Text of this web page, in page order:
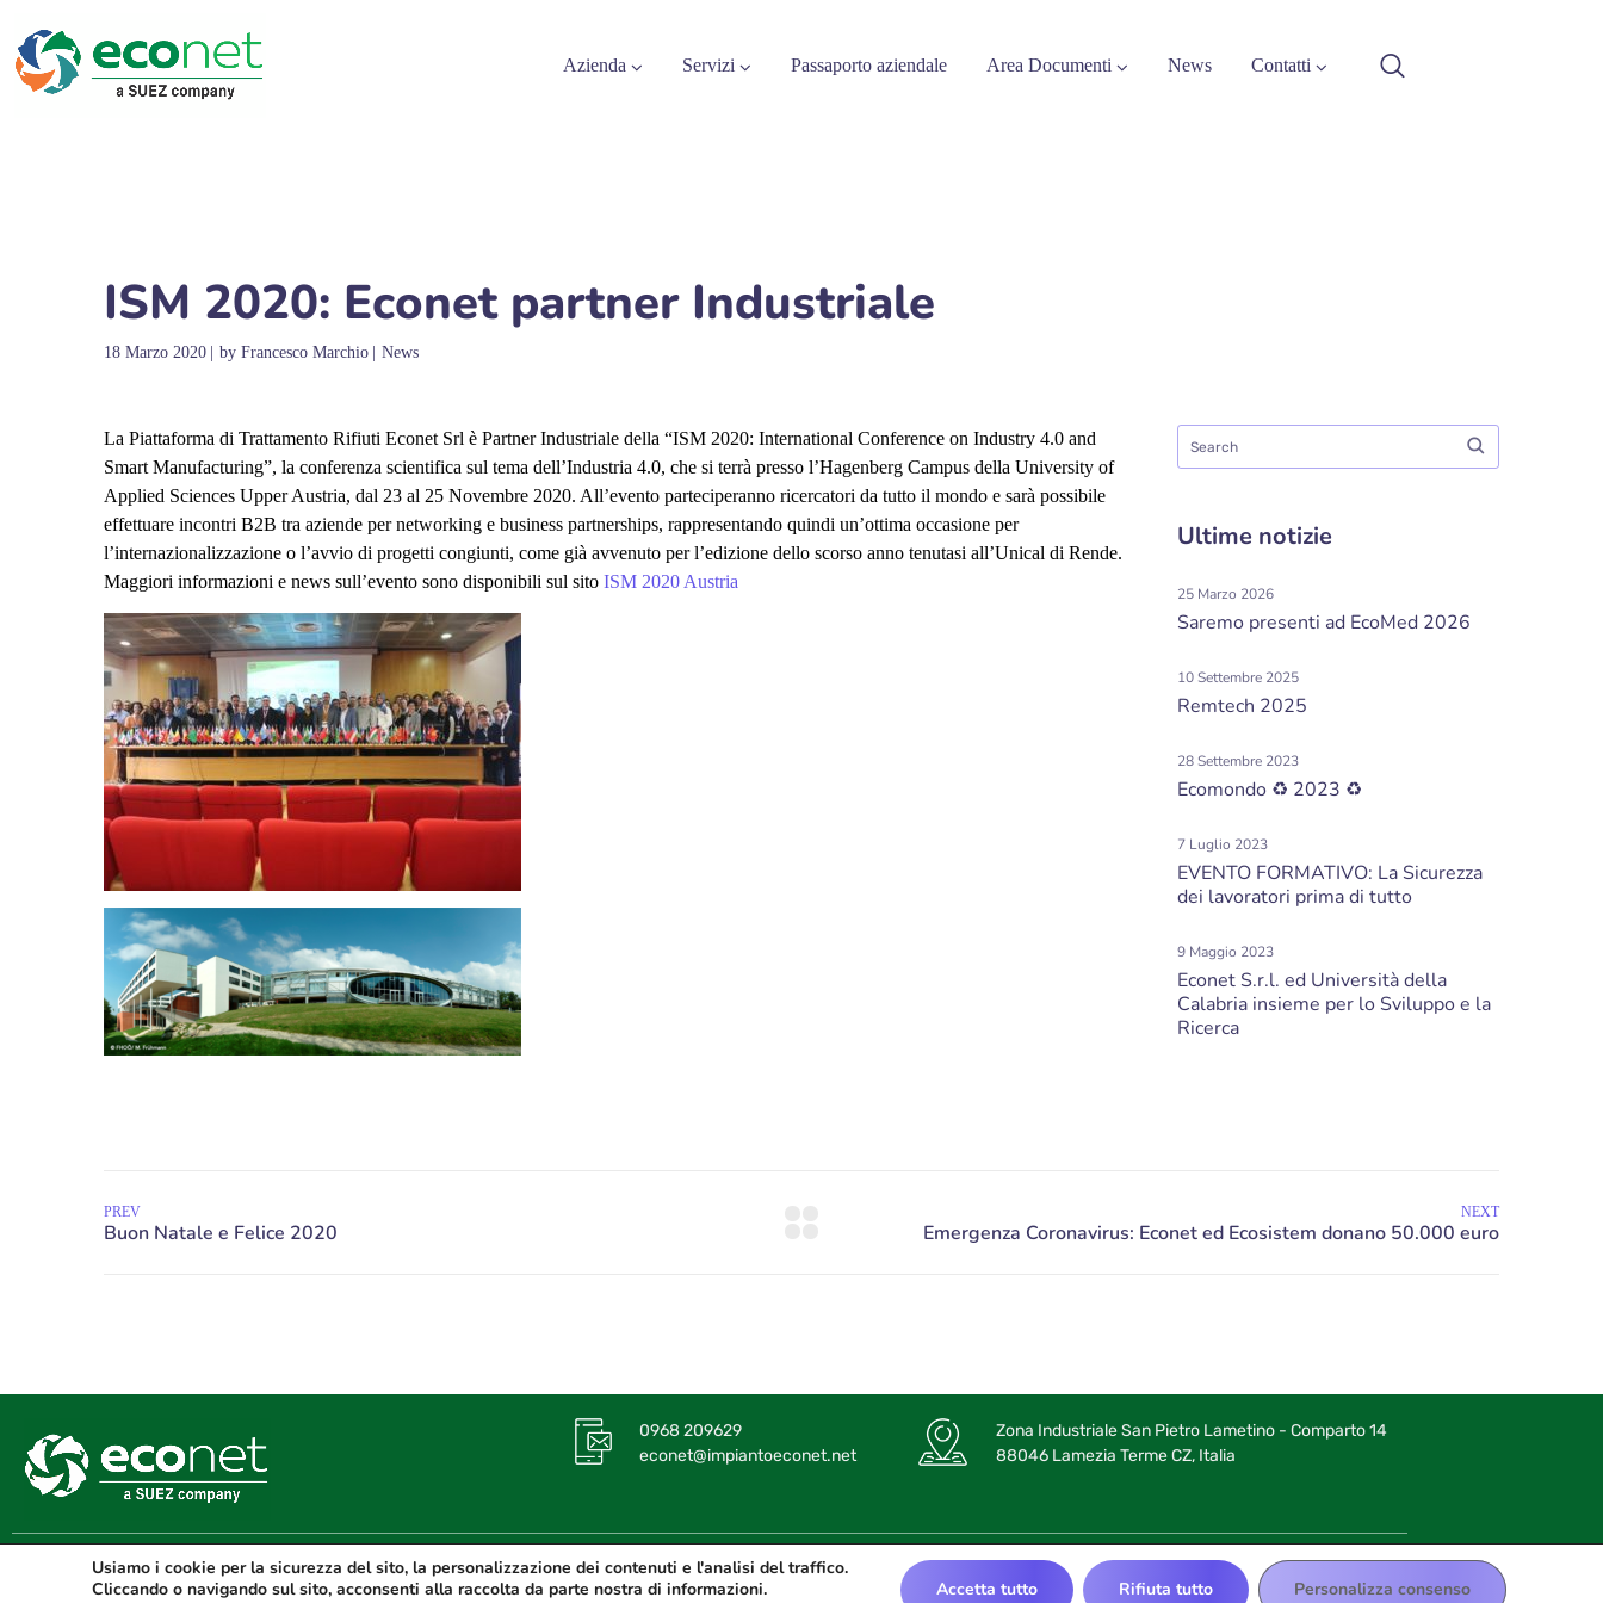
Azienda Servizi Passaporto aziendale Area Documenti News Contatti
ISM 2020: Econet partner Industriale
18 Marzo 2020 by Francesco Marchio News
La Piattaforma di Trattamento Rifiuti Econet Srl è Partner Industriale della “ISM 2020: International Conference on Industry 4.0 and
Smart Manufacturing”, la conferenza scientifica sul tema dell’Industria 4.0, che si terrà presso l’Hagenberg Campus della University of
Applied Sciences Upper Austria, dal 23 al 25 Novembre 2020. All’evento parteciperanno ricercatori da tutto il mondo e sarà possibile
effettuare incontri B2B tra aziende per networking e business partnerships, rappresentando quindi un’ottima occasione per
l’internazionalizzazione o l’avvio di progetti congiunti, come già avvenuto per l’edizione dello scorso anno tenutasi all’Unical di Rende.
Maggiori informazioni e news sull’evento sono disponibili sul sito ISM 2020 Austria
Ultime notizie
25 Marzo 2026
Saremo presenti ad EcoMed 2026
10 Settembre 2025
Remtech 2025
28 Settembre 2023
Ecomondo ♻ 2023 ♻
7 Luglio 2023
EVENTO FORMATIVO: La Sicurezza
dei lavoratori prima di tutto
9 Maggio 2023
Econet S.r.l. ed Università della
Calabria insieme per lo Sviluppo e la
Ricerca
PREV NEXT
0968 209629
econet@impiantoeconet.net
Zona Industriale San Pietro Lametino - Comparto 14
88046 Lamezia Terme CZ, Italia
Econet srl – P.Iva IT02437550797 – Reg. imprese CZ02437550797 – Capitale soc. € 1.000.000 iv |Politica sulla Privacy e Cookie
Usiamo i cookie per la sicurezza del sito, la personalizzazione dei contenuti e l'analisi del traffico.
Cliccando o navigando sul sito, acconsenti alla raccolta da parte nostra di informazioni.
Accetta tutto Rifiuta tutto Personalizza consenso